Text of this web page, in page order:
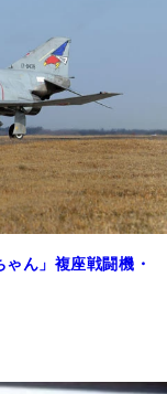
ん」複座戦闘機・